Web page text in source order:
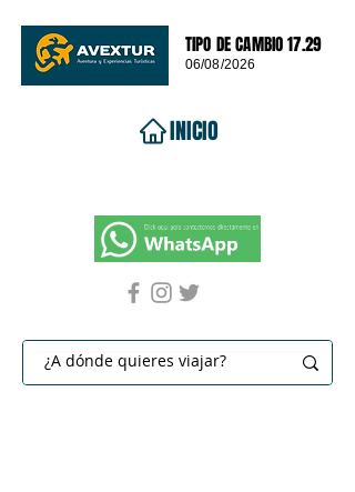
TIPO DE CAMBIO 17.29
06/08/2026
INICIO